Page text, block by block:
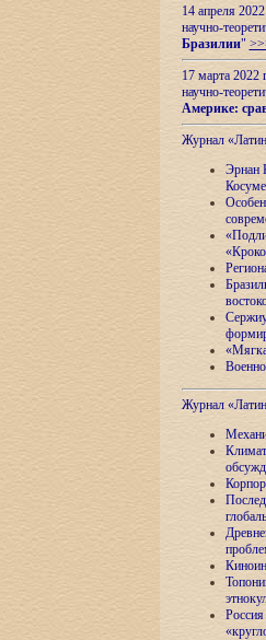
14 апреля
научно-
Бразилии"
17 марта 2022
научно-
Америке:
Журнал
Эрнан
Журнал